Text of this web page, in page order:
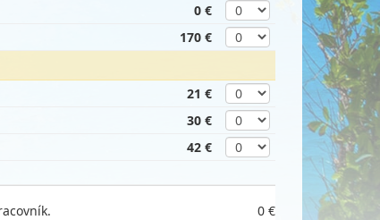
0 €
170 €
21 €
30 €
42 €
0 €